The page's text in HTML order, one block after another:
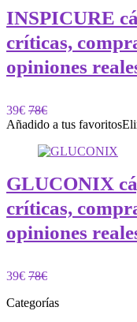
INSPICURE
críticas,
opiniones
39€ 78€
Añadido a tus favoritos
GLUCONIX
críticas,
opiniones
39€ 78€
Categorías